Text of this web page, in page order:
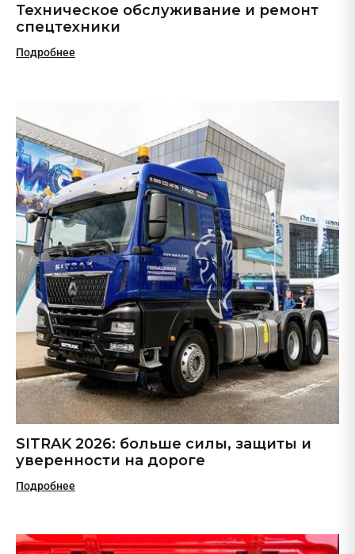
Техническое обслуживание и ремонт
спецтехники
Подробнее
SITRAK 2026: больше силы, защиты и
уверенности на дороге
Подробнее